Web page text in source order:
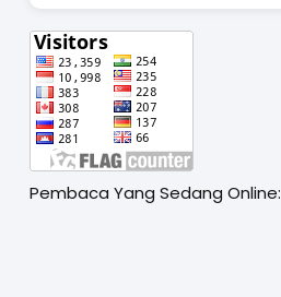
Pembaca Yang Sedang Online: